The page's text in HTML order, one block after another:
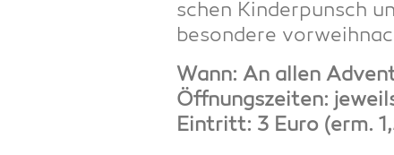
schen Kin­der­punsch
beson­de­re
Wann: An allen
Öff­nungs­zei­ten:
Ein­tritt: 3 Euro (erm.